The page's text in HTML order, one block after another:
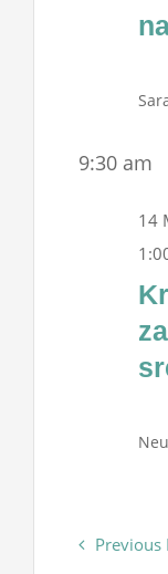
9:30 am
14
Previous